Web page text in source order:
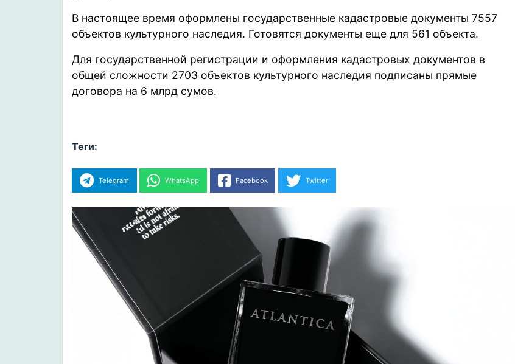
В настоящее время оформлены государственные кадастровые документы 7557
объектов культурного наследия. Готовятся документы еще для 561 объекта.
Для государственной регистрации и оформления кадастровых документов в
общей сложности 2703 объектов культурного наследия подписаны прямые
договора на 6 млрд сумов.
Теги:
Telegram WhatsApp Facebook Twitter